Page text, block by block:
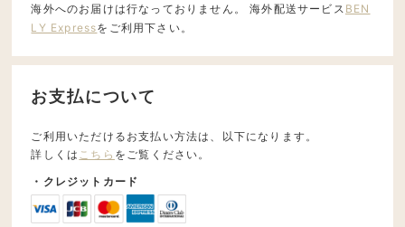
海外へのお届けは行なっておりません。 海外配送サービス BEN
LY Expressをご利用下さい。
お支払について
ご利用いただけるお支払い方法は、以下になります。
詳しくは こちら をご覧ください。
・クレジットカード